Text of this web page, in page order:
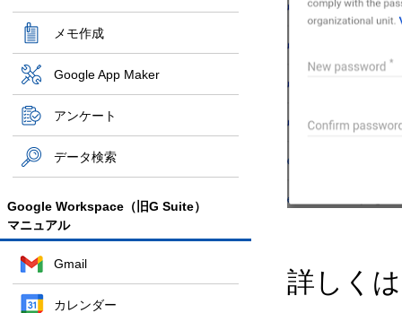
メモ作成
Google App Maker
アンケート
データ検索
Google Workspace（旧G Suite）
マニュアル
Gmail
カレンダー
詳しく